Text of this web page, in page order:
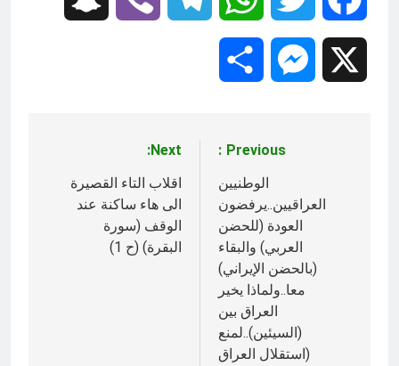
Messenger
Previous:
الوطنيين
العراقيين..يرفضون
العودة (للحضن
العربي) والبقاء
(بالحضن الإيراني)
معا..ولماذا يخير
العراق بين
(السيئين)..لمنع
(استقلال العراق
Next:
اقلاب التاء القصيرة
الى هاء ساكنة عند
الوقف (سورة
البقرة) (ح 1)